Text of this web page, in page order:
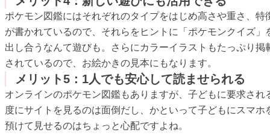
ポケモン図鑑にはそれぞれのタイプをはじめ高さや重さ、特
が書かれているので、それらをヒントに「ポケモンクイズ」
出し合うなんて遊びも。さらにカラーイラストもたっぷり掲
されているので、お絵かきの見本にもなります。
メリット5：1人でも安心して読ませられる
オンラインのポケモン図鑑もありますが、子どもに要求され
度にサイトを見るのは面倒だし、かといって子どもにスマホ
預けて見せるのはちょっと心配ですよね。